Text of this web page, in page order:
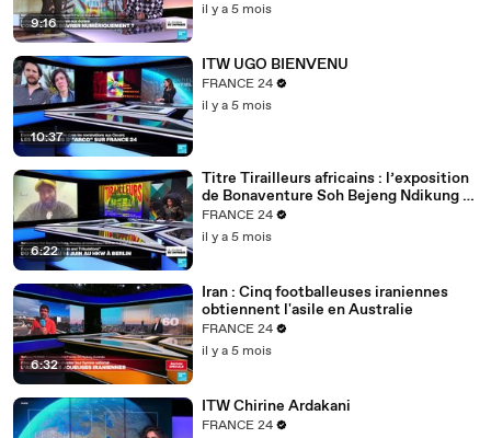
9:16
il y a 5 mois
10:37
ITW UGO BIENVENU
FRANCE 24
il y a 5 mois
6:22
Titre Tirailleurs africains : l’exposition
de Bonaventure Soh Bejeng Ndikung à
Berlin
FRANCE 24
il y a 5 mois
6:32
Iran : Cinq footballeuses iraniennes
obtiennent l'asile en Australie
FRANCE 24
il y a 5 mois
ITW Chirine Ardakani
FRANCE 24